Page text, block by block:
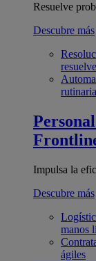
Resuelve
Descubre más
Impulsa la
Descubre más
manos
ágiles